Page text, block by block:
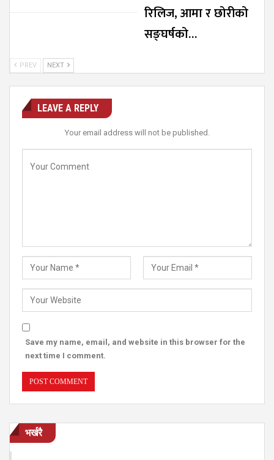
रिलिज, आमा र छोरीको
सङ्घर्षको…
PREV NEXT
LEAVE A REPLY
Your email address will not be published.
Save my name, email, and website in this browser for the
next time I comment.
भर्खरै